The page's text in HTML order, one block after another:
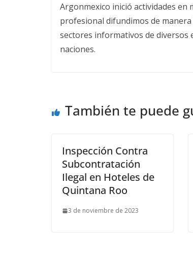
Argonmexico inició actividades en
profesional difundimos de
sectores informativos de diversos
naciones.
También te puede
Inspección Contra
Subcontratación
Ilegal en Hoteles de
Quintana Roo
3 de noviembre de 2023